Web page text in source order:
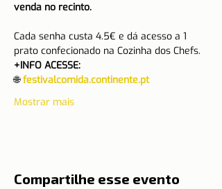
venda no recinto.
Cada senha custa 4.5€ e dá acesso a 1
prato confecionado na Cozinha dos Chefs.
+INFO ACESSE:
🌐 festivalcomida.continente.pt
Mostrar mais
Compartilhe esse evento